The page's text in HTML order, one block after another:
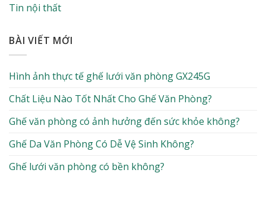
Tin nội thất
BÀI VIẾT MỚI
Hình ảnh thực tế ghế lưới văn phòng GX245G
Chất Liệu Nào Tốt Nhất Cho Ghế Văn Phòng?
Ghế văn phòng có ảnh hưởng đến sức khỏe không?
Ghế Da Văn Phòng Có Dễ Vệ Sinh Không?
Ghế lưới văn phòng có bền không?